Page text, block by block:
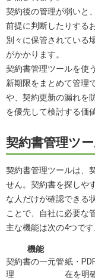
契約後の管理が弱いと
前提に判断したりする
別々に保管されている
がかかります。
契約書管理ツールを使
新期限をまとめて管理
や、契約更新の漏れを
を優先して検討する価
契約書管理ツ
契約書管理ツールは、
せん。契約書を探しや
な人だけが確認できる
ことで、自社に必要な
主な機能は次の4つです
機能
契約書の一元管
理
紙・
在を明